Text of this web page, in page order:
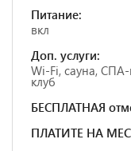
Питание:
вкл
Доп. услуги:
Wi-Fi, сауна,
клуб
БЕСПЛАТНАЯ
ПЛАТИТЕ НА